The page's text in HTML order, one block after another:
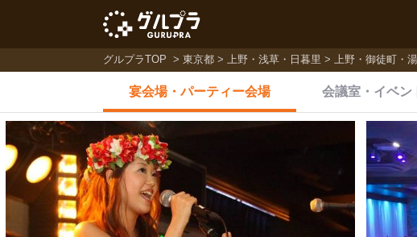
グルプラTOP 東京都 上野・浅草・日暮里 上野・御徒町・
宴会場・パーティー会場 会議室・ イベン